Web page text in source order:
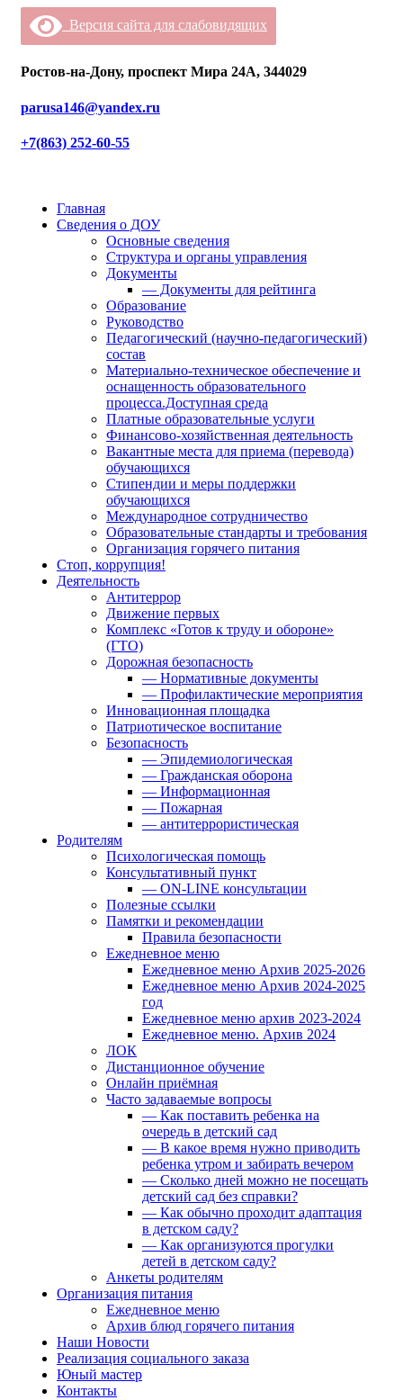
Версия сайта для слабовидящих
Ростов-на-Дону, проспект Мира 24А, 344029
parusa146@yandex.ru
+7(863) 252-60-55
Главная
Сведения о ДОУ
Основные сведения
Структура и органы управления
Документы
— Документы для рейтинга
Образование
Руководство
Педагогический (научно-педагогический)
состав
Материально-техническое обеспечение и
оснащенность образовательного
процесса.Доступная среда
Платные образовательные услуги
Финансово-хозяйственная деятельность
Вакантные места для приема (перевода)
обучающихся
Стипендии и меры поддержки
обучающихся
Международное сотрудничество
Образовательные стандарты и требования
Организация горячего питания
Стоп, коррупция!
Деятельность
Антитеррор
Движение первых
Комплекс «Готов к труду и обороне»
(ГТО)
Дорожная безопасность
— Нормативные документы
— Профилактические мероприятия
Инновационная площадка
Патриотическое воспитание
Безопасность
— Эпидемиологическая
— Гражданская оборона
— Информационная
— Пожарная
— антитеррористическая
Родителям
Психологическая помощь
Консультативный пункт
— ON-LINE консультации
Полезные ссылки
Памятки и рекомендации
Правила безопасности
Ежедневное меню
Ежедневное меню Архив 2025-2026
Ежедневное меню Архив 2024-2025
год
Ежедневное меню архив 2023-2024
Ежедневное меню. Архив 2024
ЛОК
Дистанционное обучение
Онлайн приёмная
Часто задаваемые вопросы
— Как поставить ребенка на
очередь в детский сад
— В какое время нужно приводить
ребенка утром и забирать вечером
— Сколько дней можно не посещать
детский сад без справки?
— Как обычно проходит адаптация
в детском саду?
— Как организуются прогулки
детей в детском саду?
Анкеты родителям
Организация питания
Ежедневное меню
Архив блюд горячего питания
Наши Новости
Реализация социального заказа
Юный мастер
Контакты